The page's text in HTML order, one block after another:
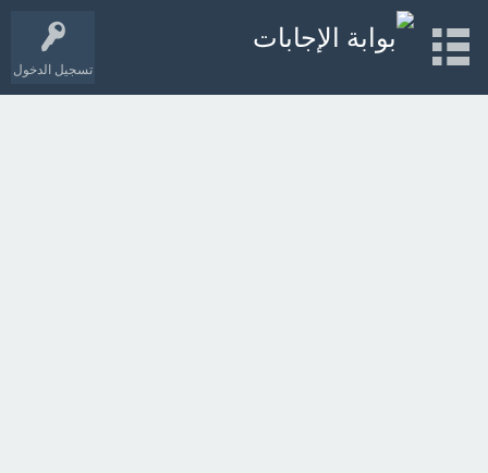
تسجيل الدخول